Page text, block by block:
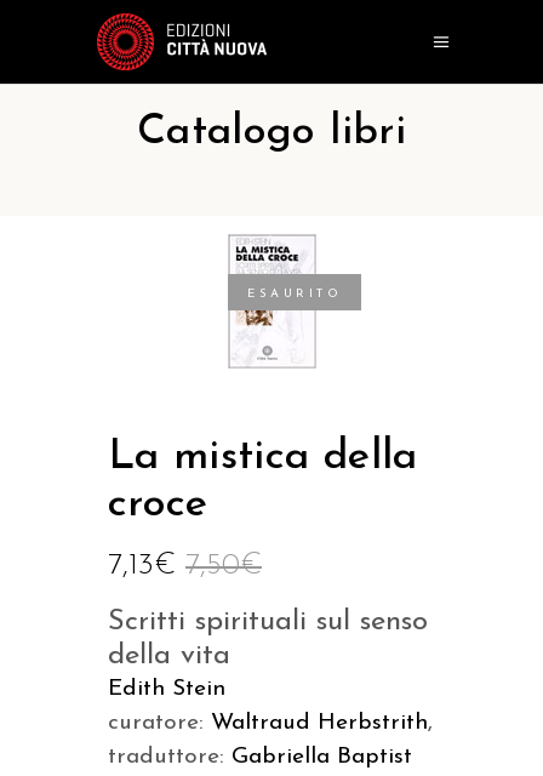
Catalogo libri
ESAURITO
La mistica della
croce
7,50€
7,13€
Scritti spirituali sul senso
della vita
Edith Stein
curatore: Waltraud Herbstrith,
traduttore: Gabriella Baptist